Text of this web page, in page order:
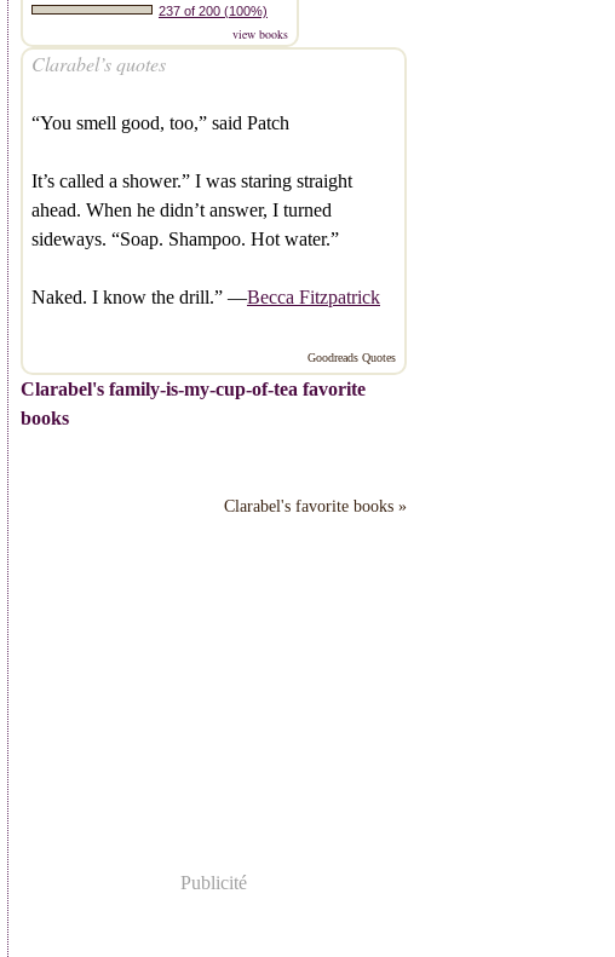
237 of 200 (100%)
view books
Clarabel’s quotes
“You smell good, too,” said Patch
It’s called a shower.” I was staring straight
ahead. When he didn’t answer, I turned
sideways. “Soap. Shampoo. Hot water.”
Naked. I know the drill.” —Becca Fitzpatrick
Goodreads Quotes
Clarabel's family-is-my-cup-of-tea favorite
books
Clarabel's favorite books »
Publicité